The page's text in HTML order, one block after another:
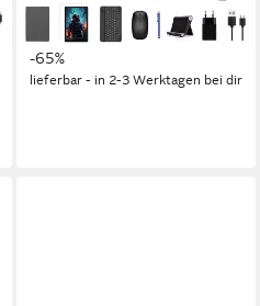
103,99 € UVP
299,00 €
9,50 €mtl. in 12 Raten
-65%
lieferbar - in 2-3 Werktagen bei dir